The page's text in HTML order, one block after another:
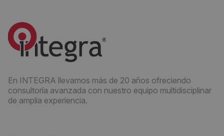
En INTEGRA llevamos más de 20 años ofreciendo
consultoría avanzada con nuestro equipo multidisciplinar
de amplia experiencia.